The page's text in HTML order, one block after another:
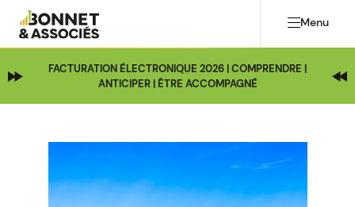
Menu
FACTURATION ÉLECTRONIQUE 2026 | COMPRENDRE |
ANTICIPER | ÊTRE ACCOMPAGNÉ